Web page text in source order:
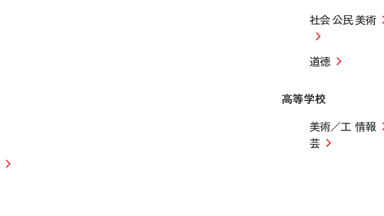
社会 公民美術
道徳
高等学校
美術／工
芸
情報